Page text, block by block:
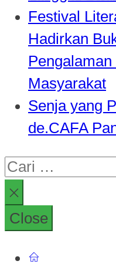
Festival
Hadirkan
Masyarakat
Senja yang
de.CAFA
Cari
untuk:
Close